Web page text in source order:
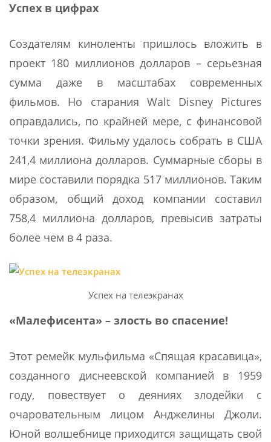
Успех в цифрах
Создателям киноленты пришлось вложить в
проект 180 миллионов долларов – серьезная
сумма даже в масштабах современных
фильмов. Но старания Walt Disney Pictures
оправдались, по крайней мере, с финансовой
точки зрения. Фильму удалось собрать в США
241,4 миллиона долларов. Суммарные сборы в
мире составили порядка 517 миллионов. Таким
образом, общий доход компании составил
758,4 миллиона долларов, превысив затраты
более чем в 4 раза.
Успех на телеэкранах
«Малефисента» – злость во спасение!
Этот ремейк мульфильма «Спящая красавица»,
созданного диснеевской компанией в 1959
году, повествует о деяниях злодейки с
очаровательным лицом Анджелины Джоли.
Юной волшебнице приходится защищать свой